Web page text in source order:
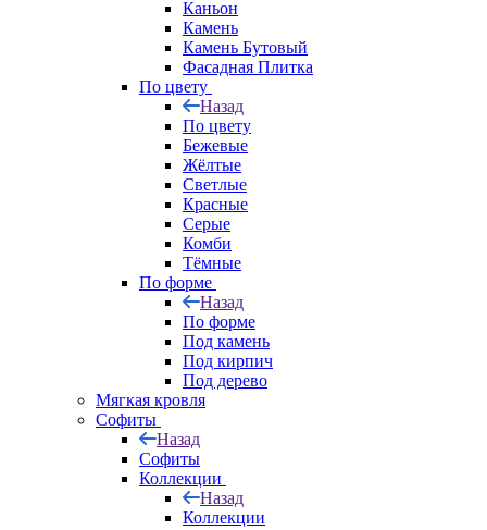
Каньон
Камень
Камень Бутовый
Фасадная Плитка
По цвету
Назад
По цвету
Бежевые
Жёлтые
Светлые
Красные
Серые
Комби
Тёмные
По форме
Назад
По форме
Под камень
Под кирпич
Под дерево
Мягкая кровля
Софиты
Назад
Софиты
Коллекции
Назад
Коллекции